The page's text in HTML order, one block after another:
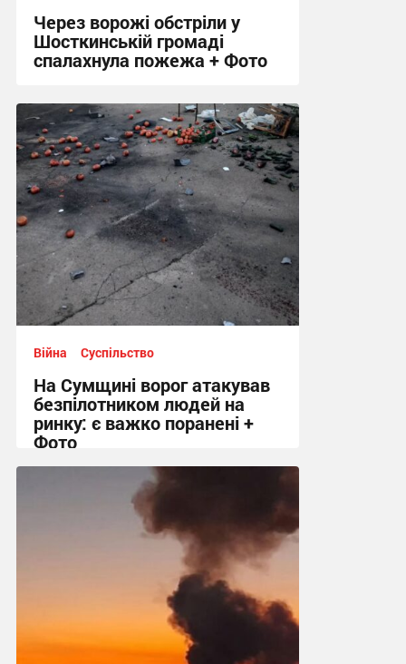
Через ворожі обстріли у
Шосткинській громаді
спалахнула пожежа + Фото
12:12 сьогодні
Війна Суспільство
На Сумщині ворог атакував
безпілотником людей на
ринку: є важко поранені +
Фото